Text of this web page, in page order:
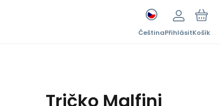
ČeštinaPřihlásitKošík
Tričko Malfini